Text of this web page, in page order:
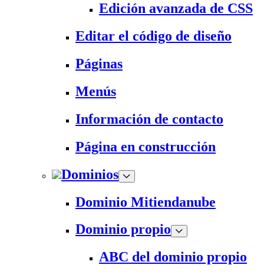
Edición avanzada de CSS
Editar el código de diseño
Páginas
Menús
Información de contacto
Página en construcción
Dominios
Dominio Mitiendanube
Dominio propio
ABC del dominio propio